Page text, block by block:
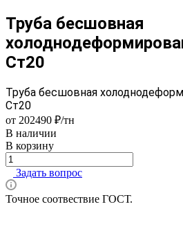
Труба бесшовная
Ст20
Труба бесшовная
Ст20
от 202490 ₽/тн
В наличии
В корзину
Задать вопрос
Точное соотвествие ГОСТ.